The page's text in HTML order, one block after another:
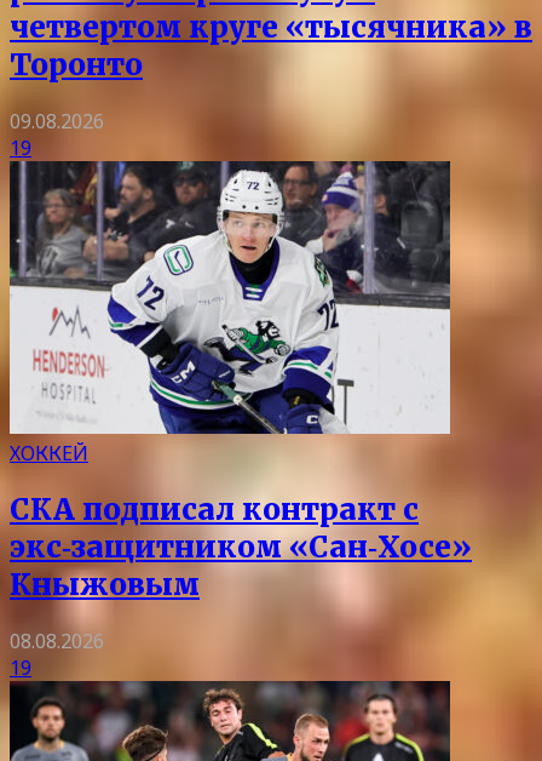
четвертом круге «тысячника» в
Торонто
09.08.2026
19
ХОККЕЙ
СКА подписал контракт с
экс‑защитником «Сан‑Хосе»
Кныжовым
08.08.2026
19